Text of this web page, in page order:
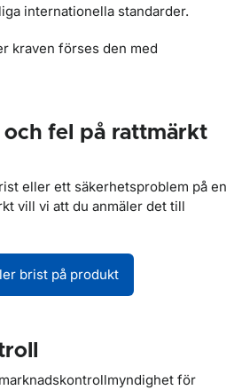
internationella standarder.
kraven förses den med
fel på rattmärkt
eller ett säkerhetsproblem på en
vill vi att du anmäler det till
brist på produkt
för